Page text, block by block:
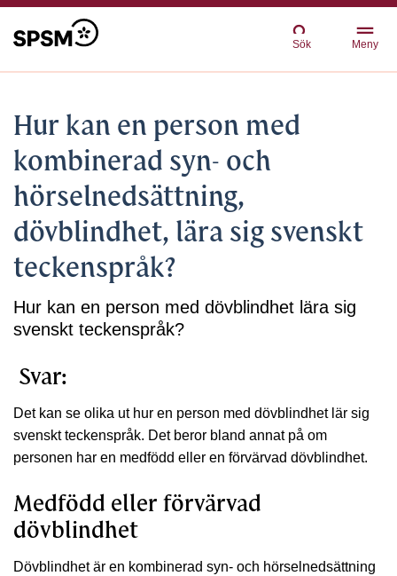
Sök Meny
Hur kan en person med
kombinerad syn- och
hörselnedsättning,
dövblindhet, lära sig svenskt
teckenspråk?
Hur kan en person med dövblindhet lära sig
svenskt teckenspråk?
Svar:
Det kan se olika ut hur en person med dövblindhet lär sig
svenskt teckenspråk. Det beror bland annat på om
personen har en medfödd eller en förvärvad dövblindhet.
Medfödd eller förvärvad
dövblindhet
Dövblindhet är en kombinerad syn- och hörselnedsättning